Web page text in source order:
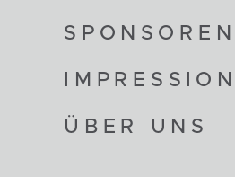
ÜBER UNS
SPONSOREN